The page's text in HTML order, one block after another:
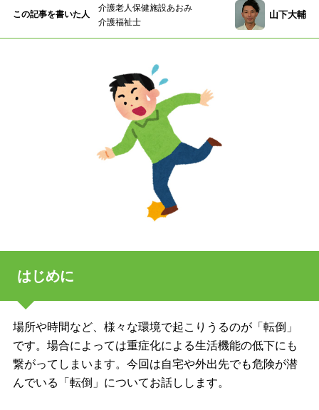
この記事を書いた人
介護老人保健施設あおみ
介護福祉士
山下大輔
はじめに
場所や時間など、様々な環境で起こりうるのが「転倒」
です。場合によっては重症化による生活機能の低下にも
繋がってしまいます。今回は自宅や外出先でも危険が潜
んでいる「転倒」についてお話しします。